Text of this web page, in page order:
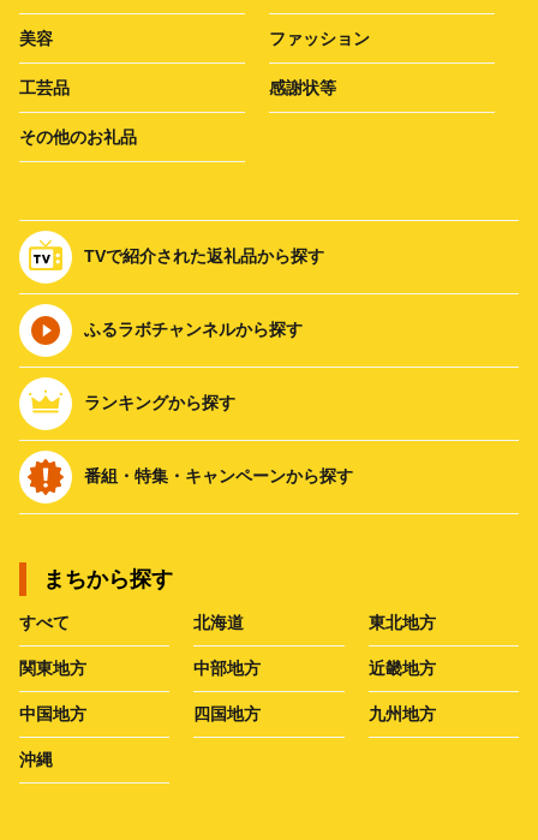
美容 ファッション
工芸品 感謝状等
その他のお礼品
TVで紹介された返礼品から探す
ふるラボチャンネルから探す
ランキングから探す
番組・特集・キャンペーンから探す
まちから探す
すべて 北海道 東北地方
関東地方 中部地方 近畿地方
中国地方 四国地方 九州地方
沖縄